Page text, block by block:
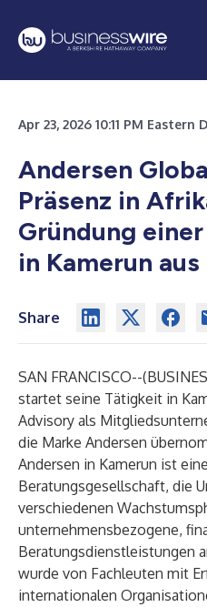
Apr 23, 2026 10:11 PM
Andersen
Präsenz in
Gründung
in Kamerun aus
Share
SAN FRANCISCO--(
startet seine Tätigkeit in
Advisory als
die Marke Andersen
Andersen in Kamerun ist
Beratungsgesellschaft, die
verschiedenen
unternehmensbezogene,
Beratungsdienstleistungen
wurde von Fachleuten mit
internationalen